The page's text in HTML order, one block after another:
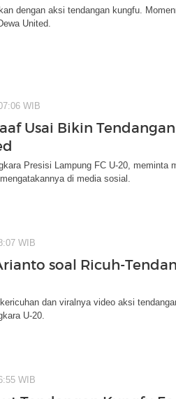
dengan aksi tendangan kungfu.
United.
WIB
Usai Bikin
Presisi Lampung FC U-20, meminta
di media sosial.
WIB
soal Ricuh-
dan viralnya video aksi
U-20.
WIB